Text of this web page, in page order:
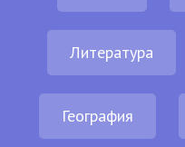
Литература
География